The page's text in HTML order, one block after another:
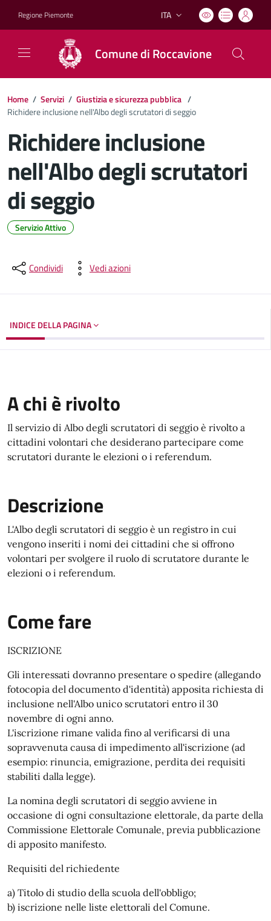
Regione Piemonte Lingua attiva:
ITA
Comune di Roccavione
Home / Servizi / Giustizia e sicurezza pubblica /
Richidere inclusione nell'Albo degli scrutatori di seggio
Richidere inclusione
nell'Albo degli scrutatori
di seggio
Servizio Attivo
Condividi Vedi azioni
INDICE DELLA PAGINA
A chi è rivolto
Il servizio di Albo degli scrutatori di seggio è rivolto a
cittadini volontari che desiderano partecipare come
scrutatori durante le elezioni o i referendum.
Descrizione
L'Albo degli scrutatori di seggio è un registro in cui
vengono inseriti i nomi dei cittadini che si offrono
volontari per svolgere il ruolo di scrutatore durante le
elezioni o i referendum.
Come fare
ISCRIZIONE
Gli interessati dovranno presentare o spedire (allegando
fotocopia del documento d'identità) apposita richiesta di
inclusione nell'Albo unico scrutatori entro il 30
novembre di ogni anno.
L'iscrizione rimane valida fino al verificarsi di una
sopravvenuta causa di impedimento all'iscrizione (ad
esempio: rinuncia, emigrazione, perdita dei requisiti
stabiliti dalla legge).
La nomina degli scrutatori di seggio avviene in
occasione di ogni consultazione elettorale, da parte della
Commissione Elettorale Comunale, previa pubblicazione
di apposito manifesto.
Requisiti del richiedente
a) Titolo di studio della scuola dell'obbligo;
b) iscrizione nelle liste elettorali del Comune.